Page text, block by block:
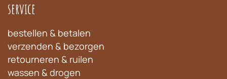
service
bestellen & betalen
verzenden & bezorgen
retourneren & ruilen
wassen & drogen